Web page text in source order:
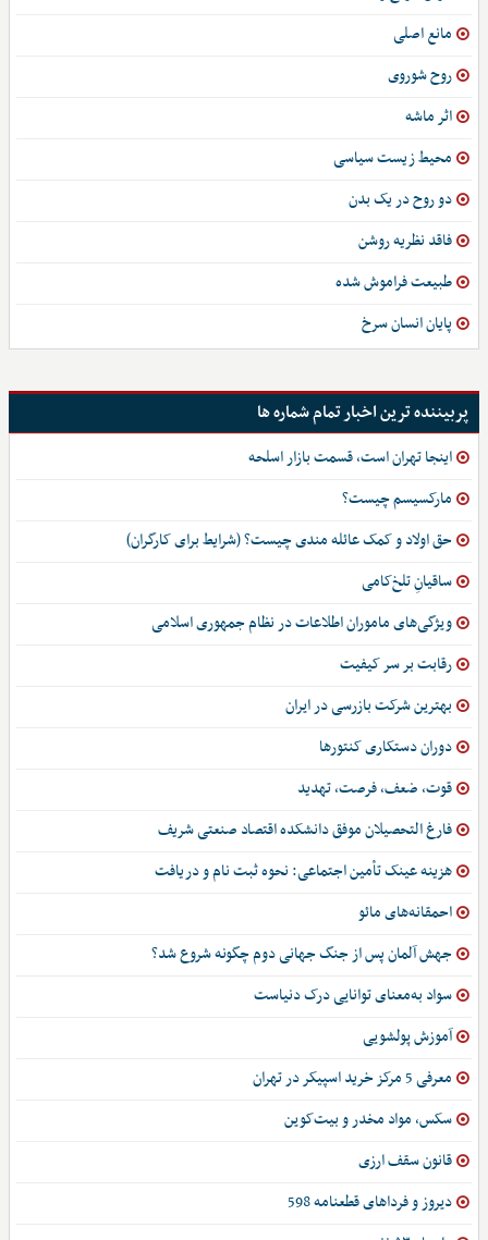
مانع اصلی
روح شوروی
اثر ماشه
محیط زیست سیاسی
دو روح در یک بدن
فاقد نظریه روشن
طبیعت فراموش شده
پایان انسان سرخ
پربیننده ترین اخبار تمام شماره ها
اینجا تهران است، قسمت بازار اسلحه
مارکسیسم چیست؟
حق اولاد و کمک عائله مندی چیست؟ (شرایط برای کارگران)
ساقیانِ تلخ‌کامی
ویژگی‌های ماموران اطلاعات در نظام جمهوری اسلامی
رقابت بر سر کیفیت
بهترین شرکت بازرسی در ایران
دوران دستکاری کنتورها
قوت، ضعف، فرصت، تهدید
فارغ التحصیلان موفق دانشکده اقتصاد صنعتی شریف
هزینه عینک تأمین اجتماعی: نحوه ثبت نام و دریافت
احمقانه‌های مائو
جهش آلمان پس از جنگ جهانی دوم چگونه شروع شد؟
سواد به‌معنای توانایی درک دنیاست
آموزش پولشویی
معرفی 5 مرکز خرید اسپیکر در تهران
سکس، مواد مخدر و بیت‌کوین
قانون سقف ارزی
دیروز و فرداهای قطعنامه 598